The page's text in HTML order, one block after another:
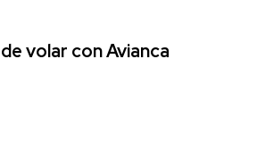
volar con Avianca